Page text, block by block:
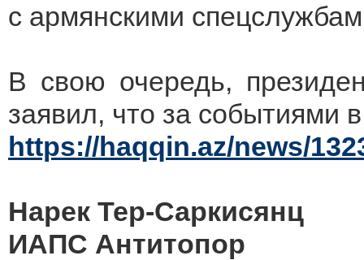
с армянскими
В свою очередь,
заявил, что за событиями
https://haqqin.az/news/
Нарек Тер-Саркисянц
ИАПС Антитопор